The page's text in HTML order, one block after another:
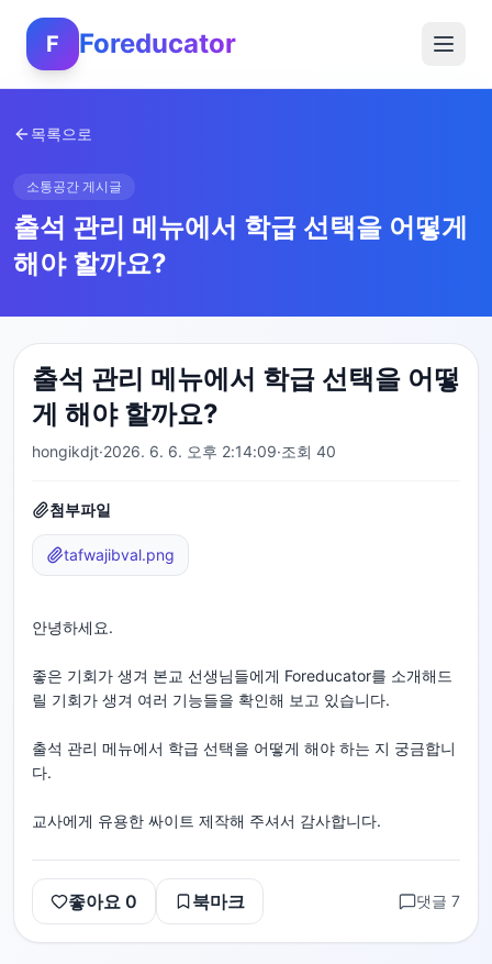
F Foreducator
목록으로
소통공간 게시글
출석 관리 메뉴에서 학급 선택을 어떻게
해야 할까요?
출석 관리 메뉴에서 학급 선택을 어떻
게 해야 할까요?
hongikdjt·2026. 6. 6. 오후 2:14:09·조회 40
첨부파일
tafwajibval.png
안녕하세요.
좋은 기회가 생겨 본교 선생님들에게 Foreducator를 소개해드
릴 기회가 생겨 여러 기능들을 확인해 보고 있습니다.
출석 관리 메뉴에서 학급 선택을 어떻게 해야 하는 지 궁금합니
다.
교사에게 유용한 싸이트 제작해 주셔서 감사합니다.
좋아요 0 북마크 댓글 7